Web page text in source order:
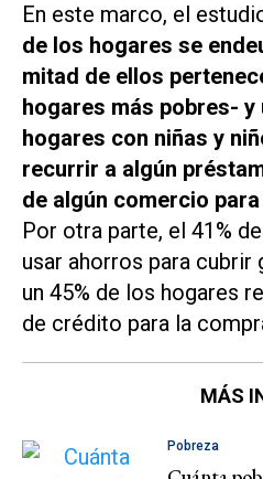
En este marco, el
de los hogares se
mitad de ellos
hogares más pobres- y
hogares con niñas y
recurrir a algún
de algún comercio
Por otra parte, el 41%
usar ahorros para
un 45% de los hogares
de crédito para la
MÁS
Pobreza